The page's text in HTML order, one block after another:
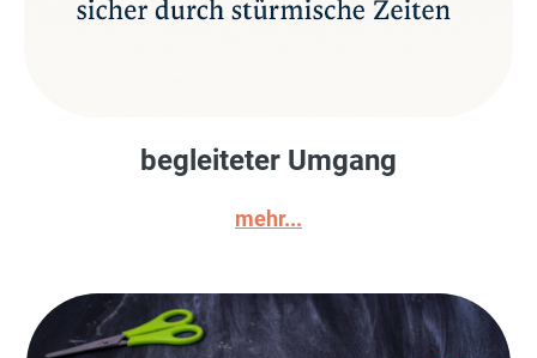
begleiteter Umgang
mehr...